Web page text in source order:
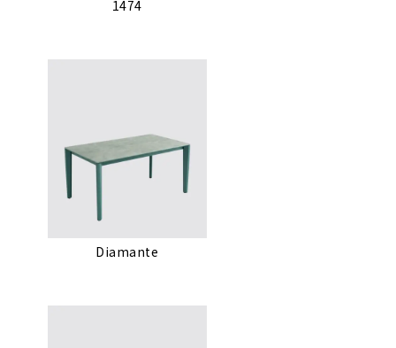
1474
Diamante